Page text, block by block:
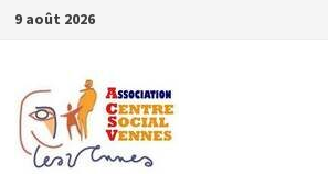
Passer
9 août 2026